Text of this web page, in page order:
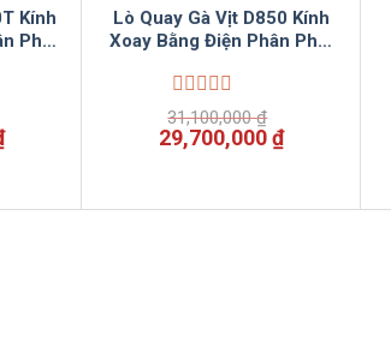
Kính
Phối
Giá
hiện
Lò Quay Gà Vịt D850 Kính
Xoay Bằng Điện Phân Phối
Được
xếp
hạng
sao
31,100,000₫
Giá
gốc
29,700,000₫Giá
hiện